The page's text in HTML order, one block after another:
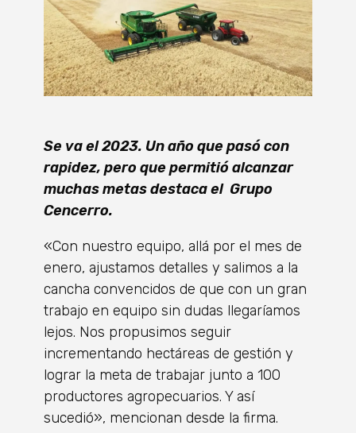
Se va el 2023. Un año que pasó con
rapidez, pero que permitió alcanzar
muchas metas destaca el Grupo
Cencerro.
«Con nuestro equipo, allá por el mes de
enero, ajustamos detalles y salimos a la
cancha convencidos de que con un gran
trabajo en equipo sin dudas llegaríamos
lejos. Nos propusimos seguir
incrementando hectáreas de gestión y
lograr la meta de trabajar junto a 100
productores agropecuarios. Y así
sucedió», mencionan desde la firma.